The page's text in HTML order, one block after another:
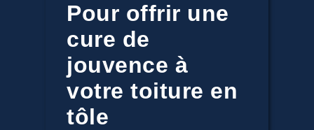
Pour offrir une
cure de
jouvence à
votre toiture en
tôle